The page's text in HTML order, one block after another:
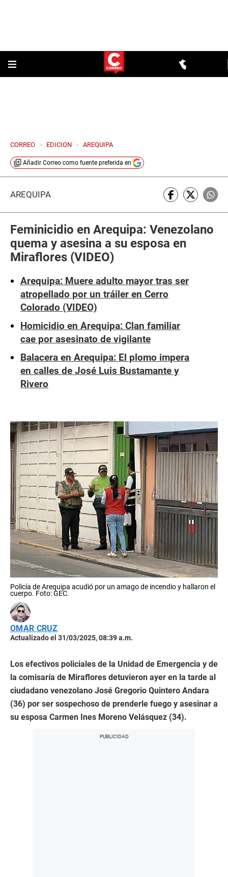
CORREO > EDICION > AREQUIPA
Añadir Correo como fuente preferida en
AREQUIPA
Feminicidio en Arequipa: Venezolano
quema y asesina a su esposa en
Miraflores (VIDEO)
Arequipa: Muere adulto mayor tras ser
atropellado por un tráiler en Cerro
Colorado (VIDEO)
Homicidio en Arequipa: Clan familiar
cae por asesinato de vigilante
Balacera en Arequipa: El plomo impera
en calles de José Luis Bustamante y
Rivero
Policía de Arequipa acudió por un amago de incendio y hallaron el
cuerpo. Foto: GEC.
OMAR CRUZ
Actualizado el 31/03/2025, 08:39 a.m.
Los efectivos policiales de la Unidad de Emergencia y de
la comisaría de Miraflores detuvieron ayer en la tarde al
ciudadano venezolano José Gregorio Quintero Andara
(36) por ser sospechoso de prenderle fuego y asesinar a
su esposa Carmen Ines Moreno Velásquez (34).